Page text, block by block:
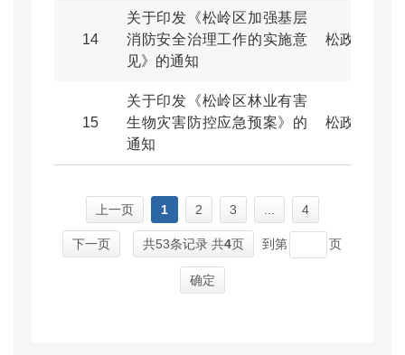
14
关于印发《松岭区加强基层
消防安全治理工作的实施意
见》的通知
松政办规〔
15
关于印发《松岭区林业有害
生物灾害防控应急预案》的
通知
松政办规〔
上一页 1 2 3 4
下一页 共53条记录 共4页 到第 页
确定